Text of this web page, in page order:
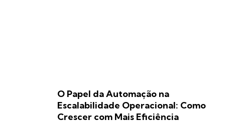
O Papel da Automação na
Escalabilidade Operacional: Como
Crescer com Mais Eficiência